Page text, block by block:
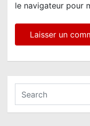
le navigateur pour
a